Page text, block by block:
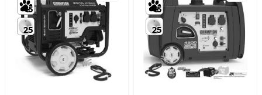
5
25
5
25